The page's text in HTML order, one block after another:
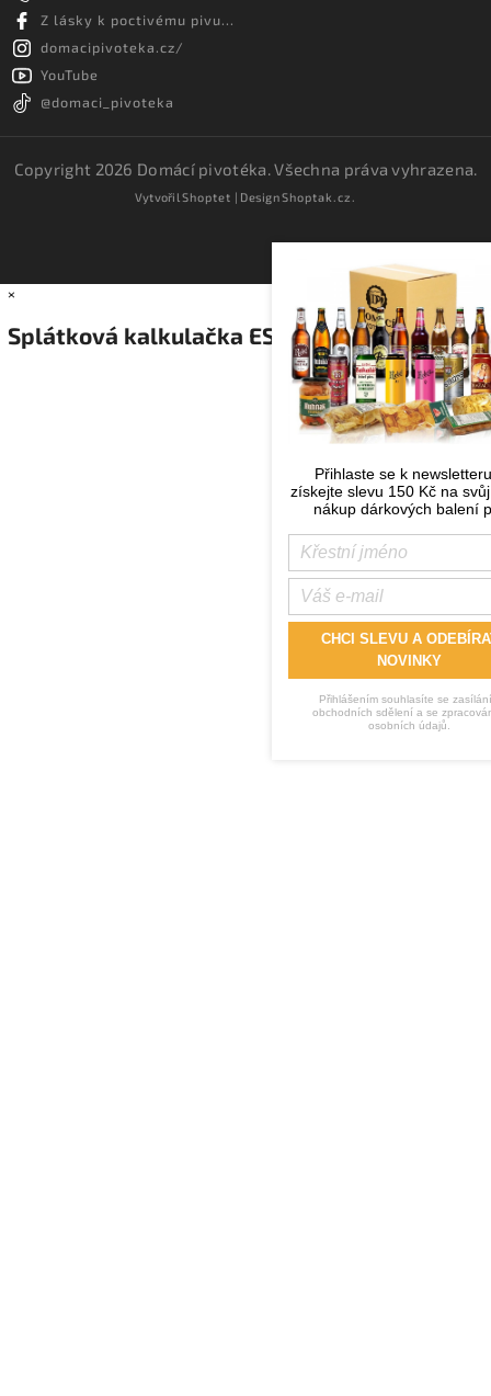
Z lásky k poctivému pivu...
domacipivoteka.cz/
YouTube
@domaci_pivoteka
Copyright 2026 Domácí pivotéka. Všechna práva vyhrazena.
VytvořilShoptet | DesignShoptak.cz.
×
Splátková kalkulačka ESSOX
Přihlaste se k
získejte slevu 150 Kč na
nákup dárkových balení
CHCI SLEVU A
NOVINKY
Přihlášením souhlasíte se
obchodních sdělení a se
osobních údajů.